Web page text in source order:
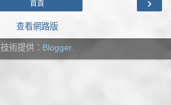
首頁
查看網路版
技術提供： Blogger.